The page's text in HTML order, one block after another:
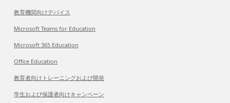
教育機関向けデバイス
Microsoft Teams for Education
Microsoft 365 Education
Office Education
教育者向けトレーニングおよび開発
学生および保護者向けキャンペーン